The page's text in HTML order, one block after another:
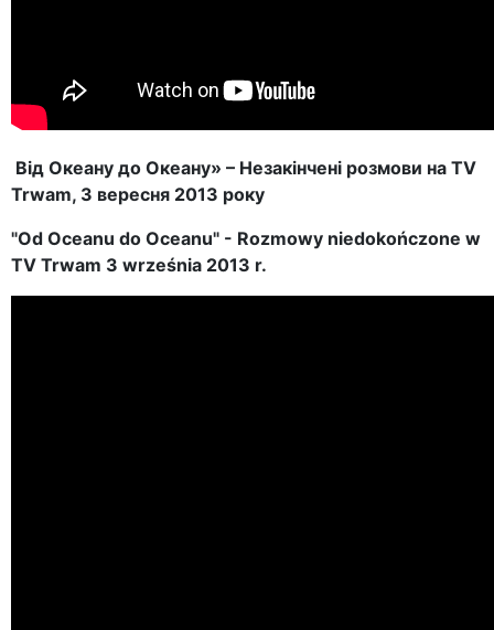
Від Океану до Океану» – Незакінчені розмови на TV
Trwam, 3 вересня 2013 року
"Od Oceanu do Oceanu" - Rozmowy niedokończone w
TV Trwam 3 września 2013 r.